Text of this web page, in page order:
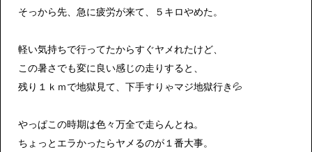
そっから先、急に疲労が来て、５キロやめた。
軽い気持ちで行ってたからすぐヤメれたけど、
この暑さでも変に良い感じの走りすると、
残り１ｋｍで地獄見て、下手すりゃマジ地獄行き💦
やっぱこの時期は色々万全で走らんとね。
ちょっとエラかったらヤメるのが１番大事。